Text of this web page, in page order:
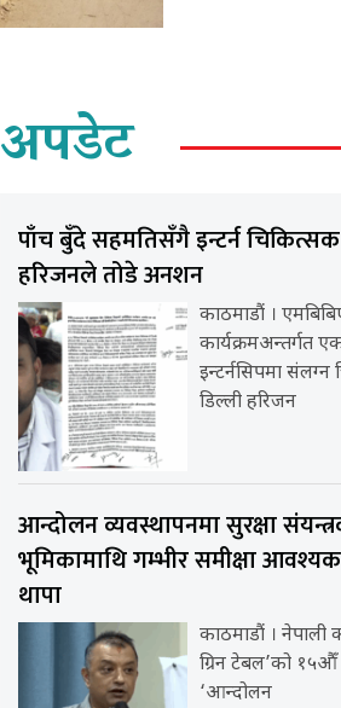
अपडेट
पाँच बुँदे सहमतिसँगै इन्टर्न
हरिजनले तोडे अनशन
काठमाडौं ।
कार्यक्रमअन्तर्गत
इन्टर्नसिपमा
डिल्ली हरिजन
आन्दोलन व्यवस्थापनमा सुरक्षा
भूमिकामाथि गम्भीर समीक्षा
थापा
काठमाडौं । नेपाली
ग्रिन टेबल’को १५औँ
‘आन्दोलन